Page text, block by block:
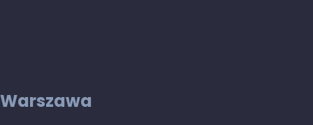
Warszawa